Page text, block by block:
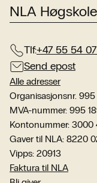
NLA
Tlf:+47 55 54
Send epost
Alle adresser
Organisasjonsnr. 995
MVA-nummer: 995
Kontonummer:
Gaver til NLA: 8220
Vipps: 20913
Faktura til NLA